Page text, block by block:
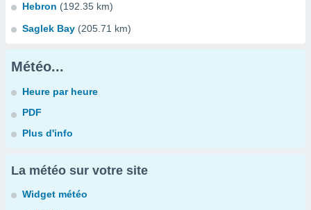
Hebron (192.35 km)
Saglek Bay (205.71 km)
Météo...
Heure par heure
PDF
Plus d'info
La météo sur votre site
Widget météo